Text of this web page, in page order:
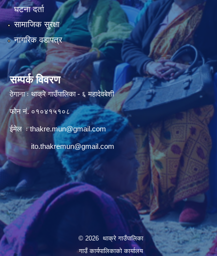
घटना दर्ता
सामाजिक सुरक्षा
नागरिक वडापत्र
सम्पर्क विवरण
ठेगाना ः थाक्रे गाउँपालिका - ६ महादेवबेशी
फोन नं. ०१०४१५१०८
ईमेल ःthakre.mun@gmail.com
ito.thakremun@gmail.com
© 2026 थाक्रे गाउँपालिका
गाउँ कार्यपालिकाको कार्यालय